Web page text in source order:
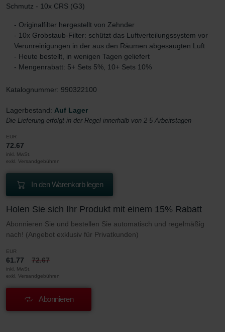
Schmutz - 10x CRS (G3)
- Originalfilter hergestellt von Zehnder
- 10x Grobstaub-Filter: schützt das Luftverteilungssystem vor
Verunreinigungen in der aus den Räumen abgesaugten Luft
- Heute bestellt, in wenigen Tagen geliefert
- Mengenrabatt: 5+ Sets 5%, 10+ Sets 10%
Katalognummer: 990322100
Lagerbestand: Auf Lager
Die Lieferung erfolgt in der Regel innerhalb von 2-5 Arbeitstagen
EUR
72.67
inkl. MwSt.
exkl. Versandgebühren
In den Warenkorb legen
Holen Sie sich Ihr Produkt mit einem 15% Rabatt
Abonnieren Sie und bestellen Sie automatisch und regelmäßig
nach! (Angebot exklusiv für Privatkunden)
EUR
61.77 72.67
inkl. MwSt.
exkl. Versandgebühren
Abonnieren